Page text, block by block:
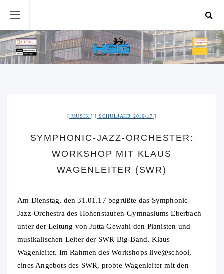
MUSIK SCHULJAHR 2016-17
SYMPHONIC-JAZZ-ORCHESTER:
WORKSHOP MIT KLAUS
WAGENLEITER (SWR)
Am Dienstag, den 31.01.17 begrüßte das Symphonic-
Jazz-Orchestra des Hohenstaufen-Gymnasiums Eberbach
unter der Leitung von Jutta Gewahl den Pianisten und
musikalischen Leiter der SWR Big-Band, Klaus
Wagenleiter. Im Rahmen des Workshops live@school,
eines Angebots des SWR, probte Wagenleiter mit den